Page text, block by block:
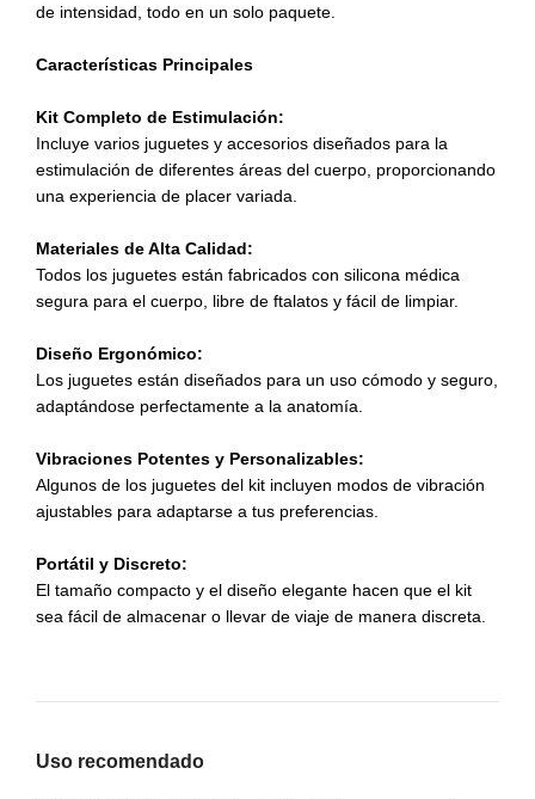
de intensidad, todo en un solo paquete.
Características Principales
Kit Completo de Estimulación:
Incluye varios juguetes y accesorios diseñados para la
estimulación de diferentes áreas del cuerpo, proporcionando
una experiencia de placer variada.
Materiales de Alta Calidad:
Todos los juguetes están fabricados con silicona médica
segura para el cuerpo, libre de ftalatos y fácil de limpiar.
Diseño Ergonómico:
Los juguetes están diseñados para un uso cómodo y seguro,
adaptándose perfectamente a la anatomía.
Vibraciones Potentes y Personalizables:
Algunos de los juguetes del kit incluyen modos de vibración
ajustables para adaptarse a tus preferencias.
Portátil y Discreto:
El tamaño compacto y el diseño elegante hacen que el kit
sea fácil de almacenar o llevar de viaje de manera discreta.
Uso recomendado